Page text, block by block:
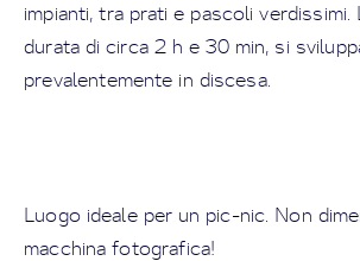
impianti, tra prati e pascoli verdissimi.
durata di circa 2 h e 30 min, si
prevalentemente in discesa.
Luogo ideale per un pic-nic. Non
macchina fotografica!